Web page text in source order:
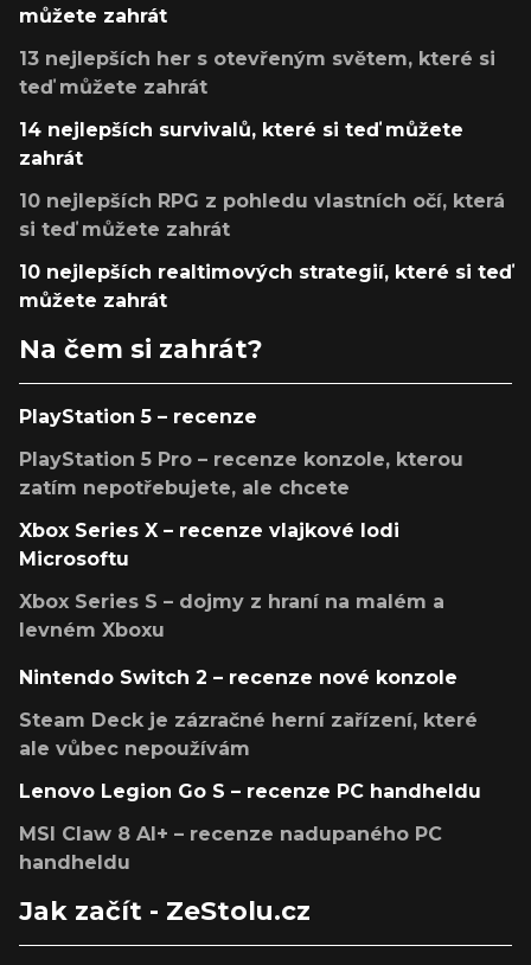
můžete zahrát
13 nejlepších her s otevřeným světem, které si
teď můžete zahrát
14 nejlepších survivalů, které si teď můžete
zahrát
10 nejlepších RPG z pohledu vlastních očí, která
si teď můžete zahrát
10 nejlepších realtimových strategií, které si teď
můžete zahrát
Na čem si zahrát?
PlayStation 5 – recenze
PlayStation 5 Pro – recenze konzole, kterou
zatím nepotřebujete, ale chcete
Xbox Series X – recenze vlajkové lodi
Microsoftu
Xbox Series S – dojmy z hraní na malém a
levném Xboxu
Nintendo Switch 2 – recenze nové konzole
Steam Deck je zázračné herní zařízení, které
ale vůbec nepoužívám
Lenovo Legion Go S – recenze PC handheldu
MSI Claw 8 AI+ – recenze nadupaného PC
handheldu
Jak začít - ZeStolu.cz